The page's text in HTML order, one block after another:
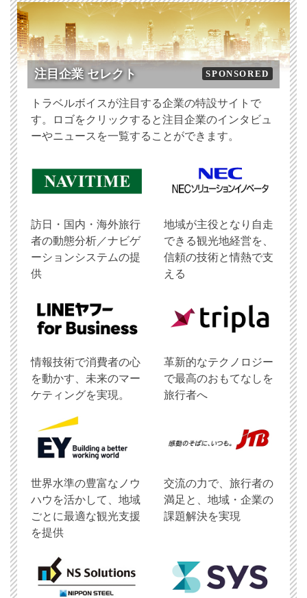
注目企業 セレクト SPONSORED
トラベルボイスが注目する企業の特設サイトで
す。ロゴをクリックすると注目企業のインタビュ
ーやニュースを一覧することができます。
訪日・国内・海外旅行
者の動態分析／ナビゲ
ーションシステムの提
供
地域が主役となり自走
できる観光地経営を、
信頼の技術と情熱で支
える
情報技術で消費者の心
を動かす、未来のマー
ケティングを実現。
革新的なテクノロジー
で最高のおもてなしを
旅行者へ
世界水準の豊富なノウ
ハウを活かして、地域
ごとに最適な観光支援
を提供
交流の力で、旅行者の
満足と、地域・企業の
課題解決を実現